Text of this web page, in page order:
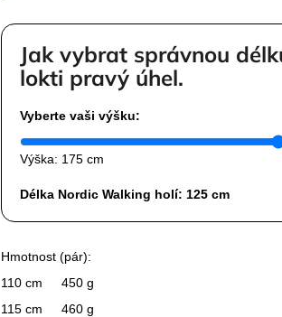
Jak vybrat správnou
lokti pravý úhel.
Vyberte vaši výšku:
Výška: 175 cm
Délka Nordic Walking holí: 125 cm
Hmotnost (pár):
110 cm
450 g
115 cm
460 g